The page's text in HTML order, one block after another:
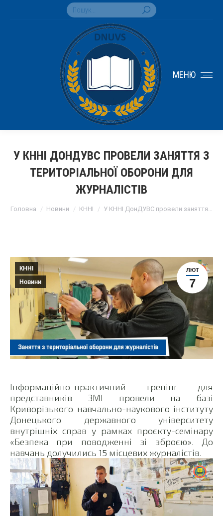
Search:
МЕНЮ
У КННІ ДОНДУВС ПРОВЕЛИ ЗАНЯТТЯ З
ТЕРИТОРІАЛЬНОЇ ОБОРОНИ ДЛЯ
ЖУРНАЛІСТІВ
Головна Новини КННІ У КННІ ДонДУВС провели заняття…
ЛЮТ
7
КННІ
Новини
Інформаційно-практичний тренінг для
представників ЗМІ провели на базі
Криворізького навчально-наукового інституту
Донецького державного університету
внутрішніх справ у рамках проєкту-семінару
«Безпека при поводженні зі зброєю». До
навчань долучились 15 місцевих журналістів.